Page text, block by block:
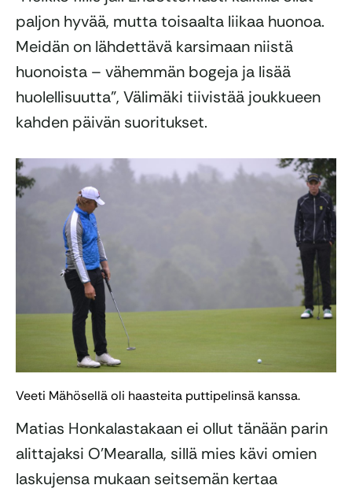
paljon hyvää, mutta toisaalta liikaa huonoa.
Meidän on lähdettävä karsimaan niistä
huonoista – vähemmän bogeja ja lisää
huolellisuutta”, Välimäki tiivistää joukkueen
kahden päivän suoritukset.
Veeti Mähösellä oli haasteita puttipelinsä kanssa.
Matias Honkalastakaan ei ollut tänään parin
alittajaksi O’Mearalla, sillä mies kävi omien
laskujensa mukaan seitsemän kertaa